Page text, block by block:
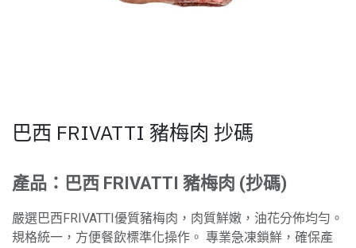
巴西 FRIVATTI 豬梅肉 抄碼
產品：巴西 FRIVATTI 豬梅肉 (抄碼)
嚴選巴西FRIVATTI優質豬梅肉，肉質鮮嫩，油花分佈均勻。
規格統一，方便餐飲標準化操作。 專業急凍鎖鮮，確保產